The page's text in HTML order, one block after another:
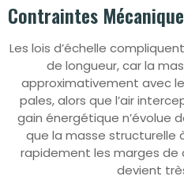
Contraintes
Les lois d’échelle
de longueur, car la
approximativement avec le
pales, alors que l’air
gain énergétique n’évolue
que la masse structurelle
rapidement les marges
devient